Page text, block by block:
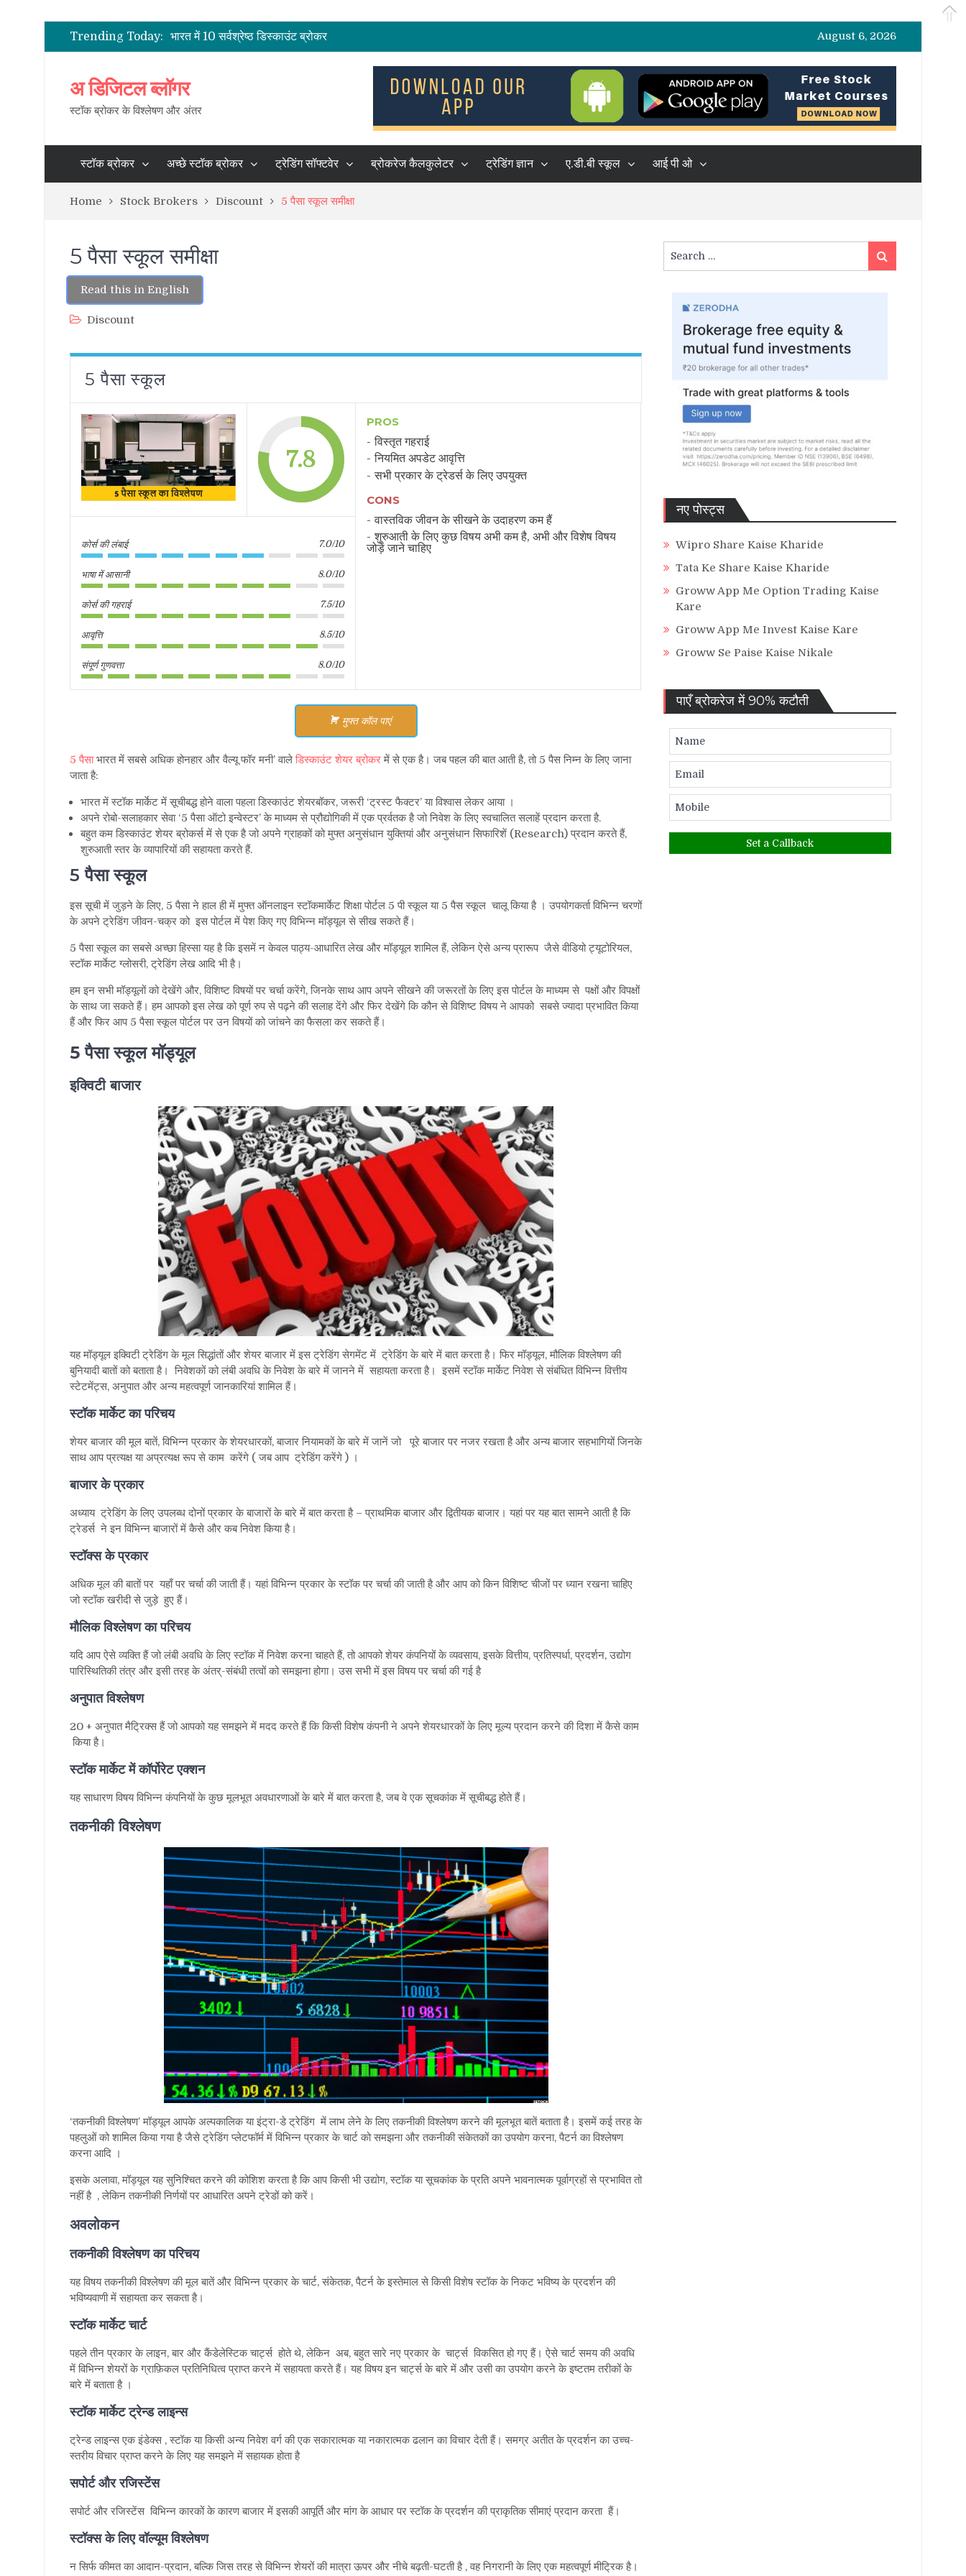
Trending Today:
2021 के लिए भारत में पूर्ण सेवा सर्वश्रेष्ठ शेयर ब्रोकर
भारत में 10 सर्वश्रेष्ठ डिस्काउंट ब्रोकर
भारत में सबसे कम ब्रोकरेज चार्ज
भारत के शेयर दलाल
August 6, 2026
अ डिजिटल ब्लॉगर
स्टॉक ब्रोकर के विश्लेषण और अंतर
स्टॉक ब्रोकर अच्छे स्टॉक ब्रोकर ट्रेडिंग सॉफ्टवेर ब्रोकरेज कैलकुलेटर ट्रेडिंग ज्ञान ए.डी.बी स्कूल आई पी ओ
Home Stock Brokers Discount 5 पैसा स्कूल समीक्षा
5 पैसा स्कूल समीक्षा
Read this in English
Discount
5 पैसा स्कूल
7.8
कोर्स की लंबाई 7.0/10
भाषा में आसानी 8.0/10
कोर्स की गहराई 7.5/10
आवृत्ति 8.5/10
संपूर्ण गुणवत्ता 8.0/10
PROS
विस्तृत गहराई
नियमित अपडेट आवृत्ति
सभी प्रकार के ट्रेडर्स के लिए उपयुक्त
CONS
वास्तविक जीवन के सीखने के उदाहरण कम हैं
शुरुआती के लिए कुछ विषय अभी कम है, अभी और विशेष विषय
जोड़ें जाने चाहिए
मुफ्त कॉल पाएं
5 पैसाभारत में सबसे अधिक होनहार और वैल्यू फॉर मनी’ वाले डिस्काउंट शेयर ब्रोकरमें से एक है। जब पहल की बात आती है, तो 5 पैस निम्न के लिए जाना
जाता है:
भारत में स्टॉक मार्केट में सूचीबद्ध होने वाला पहला डिस्काउंट शेयरबॉकर, जरूरी ‘ट्रस्ट फैक्टर’ या विश्वास लेकर आया ।
अपने रोबो-सलाहकार सेवा ‘5 पैसा ऑटो इन्वेस्टर’ के माध्यम से प्रौद्योगिकी में एक प्रर्वतक है जो निवेश के लिए स्वचालित सलाहें प्रदान करता है.
बहुत कम डिस्काउंट शेयर ब्रोकर्स में से एक है जो अपने ग्राहकों को मुफ्त अनुसंधान युक्तियां और अनुसंधान सिफारिशें (Research) प्रदान करते हैं,
शुरुआती स्तर के व्यापारियों की सहायता करते हैं.
5 पैसा स्कूल
इस सूची में जुड़ने के लिए, 5 पैसा ने हाल ही में मुफ्त ऑनलाइन स्टॉकमार्केट शिक्षा पोर्टल 5 पी स्कूल या 5 पैस स्कूल चालू किया है । उपयोगकर्ता विभिन्न चरणों
के अपने ट्रेडिंग जीवन-चक्र को इस पोर्टल में पेश किए गए विभिन्न मॉड्यूल से सीख सकते हैं।
5 पैसा स्कूल का सबसे अच्छा हिस्सा यह है कि इसमें न केवल पाठ्य-आधारित लेख और मॉड्यूल शामिल हैं, लेकिन ऐसे अन्य प्रारूप जैसे वीडियो ट्यूटोरियल,
स्टॉक मार्केट ग्लोसरी, ट्रेडिंग लेख आदि भी है।
हम इन सभी मॉड्यूलों को देखेंगे और, विशिष्ट विषयों पर चर्चा करेंगे, जिनके साथ आप अपने सीखने की जरूरतों के लिए इस पोर्टल के माध्यम से पक्षों और विपक्षों
के साथ जा सकते हैं। हम आपको इस लेख को पूर्ण रुप से पढ़ने की सलाह देंगे और फिर देखेंगे कि कौन से विशिष्ट विषय ने आपको सबसे ज्यादा प्रभावित किया
हैं और फिर आप 5 पैसा स्कूल पोर्टल पर उन विषयों को जांचने का फैसला कर सकते हैं।
5 पैसा स्कूल मॉड्यूल
इक्विटी बाजार
यह मॉड्यूल इक्विटी ट्रेडिंग के मूल सिद्धांतों और शेयर बाजार में इस ट्रेडिंग सेगमेंट में ट्रेडिंग के बारे में बात करता है। फिर मॉड्यूल, मौलिक विश्लेषण की
बुनियादी बातों को बताता है। निवेशकों को लंबी अवधि के निवेश के बारे में जानने में सहायता करता है। इसमें स्टॉक मार्केट निवेश से संबंधित विभिन्न वित्तीय
स्टेटमेंट्स, अनुपात और अन्य महत्वपूर्ण जानकारियां शामिल हैं।
स्टॉक मार्केट का परिचय
शेयर बाजार की मूल बातें, विभिन्न प्रकार के शेयरधारकों, बाजार नियामकों के बारे में जानें जो पूरे बाजार पर नजर रखता है और अन्य बाजार सहभागियों जिनके
साथ आप प्रत्यक्ष या अप्रत्यक्ष रूप से काम करेंगे ( जब आप ट्रेडिंग करेंगे ) ।
बाजार के प्रकार
अध्याय ट्रेडिंग के लिए उपलब्ध दोनों प्रकार के बाजारों के बारे में बात करता है – प्राथमिक बाजार और द्वितीयक बाजार। यहां पर यह बात सामने आती है कि
ट्रेडर्स ने इन विभिन्न बाजारों में कैसे और कब निवेश किया है।
स्टॉक्स के प्रकार
अधिक मूल की बातों पर यहाँ पर चर्चा की जाती हैं। यहां विभिन्न प्रकार के स्टॉक पर चर्चा की जाती है और आप को किन विशिष्ट चीजों पर ध्यान रखना चाहिए
जो स्टॉक खरीदी से जुड़े हुए हैं।
मौलिक विश्लेषण का परिचय
यदि आप ऐसे व्यक्ति हैं जो लंबी अवधि के लिए स्टॉक में निवेश करना चाहते हैं, तो आपको शेयर कंपनियों के व्यवसाय, इसके वित्तीय, प्रतिस्पर्धा, प्रदर्शन, उद्योग
पारिस्थितिकी तंत्र और इसी तरह के अंतर्-संबंधी तत्वों को समझना होगा। उस सभी में इस विषय पर चर्चा की गई है
अनुपात विश्लेषण
20 + अनुपात मैट्रिक्स हैं जो आपको यह समझने में मदद करते हैं कि किसी विशेष कंपनी ने अपने शेयरधारकों के लिए मूल्य प्रदान करने की दिशा में कैसे काम
किया है।
स्टॉक मार्केट में कॉर्पोरेट एक्शन
यह साधारण विषय विभिन्न कंपनियों के कुछ मूलभूत अवधारणाओं के बारे में बात करता है, जब वे एक सूचकांक में सूचीबद्ध होते हैं।
तकनीकी विश्लेषण
‘तकनीकी विश्लेषण’ मॉड्यूल आपके अल्पकालिक या इंट्रा-डे ट्रेडिंग में लाभ लेने के लिए तकनीकी विश्लेषण करने की मूलभूत बातें बताता है। इसमें कई तरह के
पहलुओं को शामिल किया गया है जैसे ट्रेडिंग प्लेटफॉर्म में विभिन्न प्रकार के चार्ट को समझना और तकनीकी संकेतकों का उपयोग करना, पैटर्न का विश्लेषण
करना आदि ।
इसके अलावा, मॉड्यूल यह सुनिश्चित करने की कोशिश करता है कि आप किसी भी उद्योग, स्टॉक या सूचकांक के प्रति अपने भावनात्मक पूर्वाग्रहों से प्रभावित तो
नहीं है , लेकिन तकनीकी निर्णयों पर आधारित अपने ट्रेडों को करें।
अवलोकन
तकनीकी विश्लेषण का परिचय
यह विषय तकनीकी विश्लेषण की मूल बातें और विभिन्न प्रकार के चार्ट, संकेतक, पैटर्न के इस्तेमाल से किसी विशेष स्टॉक के निकट भविष्य के प्रदर्शन की
भविष्यवाणी में सहायता कर सकता है।
स्टॉक मार्केट चार्ट
पहले तीन प्रकार के लाइन, बार और कैंडेलेस्टिक चार्ट्स होते थे, लेकिन अब, बहुत सारे नए प्रकार के चार्ट्स विकसित हो गए हैं। ऐसे चार्ट समय की अवधि
में विभिन्न शेयरों के ग्राफ़िकल प्रतिनिधित्व प्राप्त करने में सहायता करते हैं। यह विषय इन चार्ट्स के बारे में और उसी का उपयोग करने के इष्टतम तरीकों के
बारे में बताता है ।
स्टॉक मार्केट ट्रेन्ड लाइन्स
ट्रेन्ड लाइन्स एक इंडेक्स , स्टॉक या किसी अन्य निवेश वर्ग की एक सकारात्मक या नकारात्मक ढलान का विचार देती हैं। समग्र अतीत के प्रदर्शन का उच्च-
स्तरीय विचार प्राप्त करने के लिए यह समझने में सहायक होता है
सपोर्ट और रजिस्टेंस
सपोर्ट और रजिस्टेंसविभिन्न कारकों के कारण बाजार में इसकी आपूर्ति और मांग के आधार पर स्टॉक के प्रदर्शन की प्राकृतिक सीमाएं प्रदान करता हैं।
स्टॉक्स के लिए वॉल्यूम विश्लेषण
न सिर्फ कीमत का आदान-प्रदान, बल्कि जिस तरह से विभिन्न शेयरों की मात्रा ऊपर और नीचे बढ़ती-घटती है , वह निगरानी के लिए एक महत्वपूर्ण मीट्रिक है।
Search
for:
Search
नए पोस्ट्स
Wipro Share Kaise Kharide
Tata Ke Share Kaise Kharide
Groww App Me Option Trading Kaise
Kare
Groww App Me Invest Kaise Kare
Groww Se Paise Kaise Nikale
पाएँ ब्रोकरेज में 90% कटौती